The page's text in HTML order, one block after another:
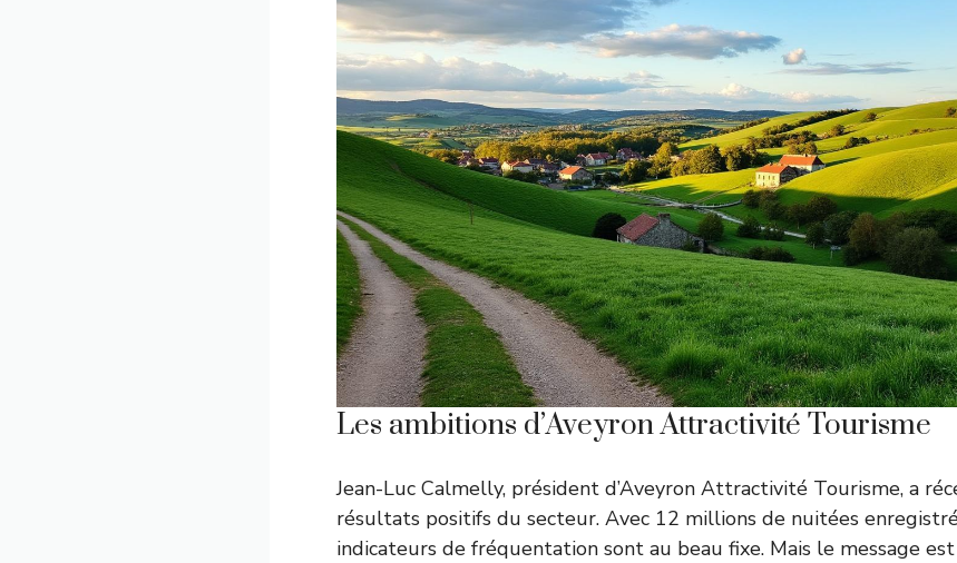
Les ambitions d’Aveyron Attractivité Tourisme
Jean-Luc Calmelly, président d’Aveyron Attractivité Tourisme, a
résultats positifs du secteur. Avec 12 millions de nuitées
indicateurs de fréquentation sont au beau fixe. Mais le message